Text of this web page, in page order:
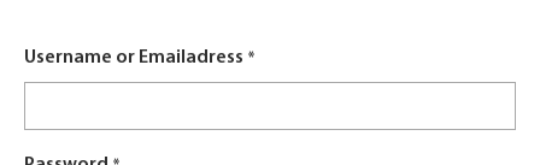
Username or Emailadress